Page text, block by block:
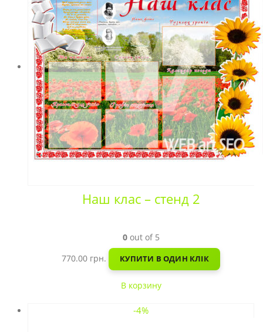
Наш клас – стенд 2
0out of 5
770.00 грн. КУПИТИ В ОДИН КЛІК
В корзину
-4%